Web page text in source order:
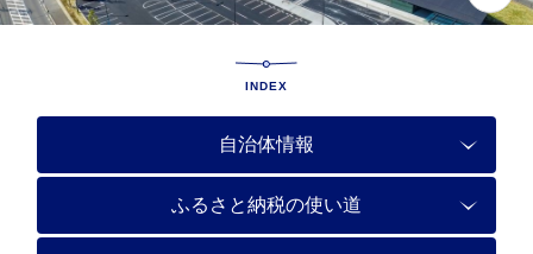
INDEX
自治体情報
ふるさと納税の使い道